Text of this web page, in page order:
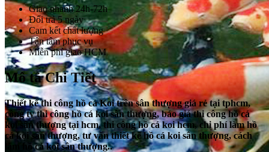
Giao nhanh 24h-72h
Đổi trả 5 ngày
Cam kết chất lượng
Tận tâm phục vụ
Miễn phí giao HCM
Mô tả Chi Tiết
Thiết kế thi công hồ cá Koi trên sân thượng giá rẻ tại tphcm,
công ty thi công hồ cá koi sân thượng, báo giá thi công hồ cá
koi sân thượng tại hcm, thi công hồ cá koi hcm, chi phí làm hồ
cá koi sân thượng, tư vấn thiết kế hồ cá koi sân thượng, cách
làm hồ cá koi sân thượng..